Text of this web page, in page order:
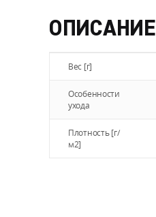
ОПИСАНИЕ
Вес [г]
Особенности
ухода
Плотность [г/
м2]